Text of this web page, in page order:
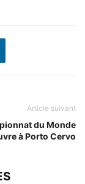
Article suivant
du Monde
à Porto Cervo